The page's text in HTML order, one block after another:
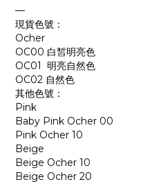
—
現貨色號：
Ocher
OC00 白皙明亮色
OC01 明亮自然色
OC02 自然色
其他色號：
Pink
Baby Pink Ocher 00
Pink Ocher 10
Beige
Beige Ocher 10
Beige Ocher 20